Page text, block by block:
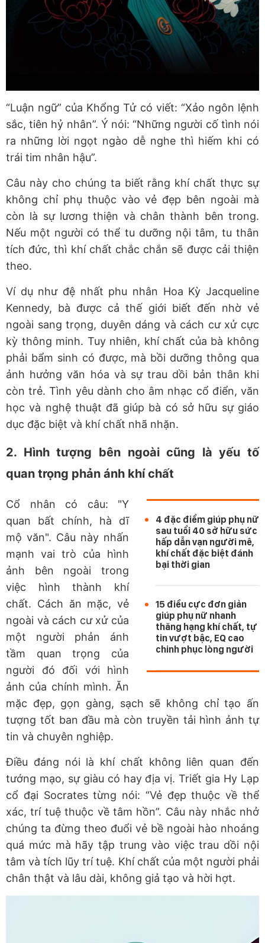
“Luận ngữ” của Khổng Tử có viết: “Xảo ngôn lệnh
sắc, tiên hỷ nhân”. Ý nói: “Những người cố tình nói
ra những lời ngọt ngào dễ nghe thì hiếm khi có
trái tim nhân hậu”.
Câu này cho chúng ta biết rằng khí chất thực sự
không chỉ phụ thuộc vào vẻ đẹp bên ngoài mà
còn là sự lương thiện và chân thành bên trong.
Nếu một người có thể tu dưỡng nội tâm, tu thân
tích đức, thì khí chất chắc chắn sẽ được cải thiện
theo.
Ví dụ như đệ nhất phu nhân Hoa Kỳ Jacqueline
Kennedy, bà được cả thế giới biết đến nhờ vẻ
ngoài sang trọng, duyên dáng và cách cư xử cực
kỳ thông minh. Tuy nhiên, khí chất của bà không
phải bẩm sinh có được, mà bồi dưỡng thông qua
ảnh hưởng văn hóa và sự trau dồi bản thân khi
còn trẻ. Tình yêu dành cho âm nhạc cổ điển, văn
học và nghệ thuật đã giúp bà có sở hữu sự giáo
dục đặc biệt và khí chất nhã nhặn.
2. Hình tượng bên ngoài cũng là yếu tố
quan trọng phản ánh khí chất
4 đặc điểm giúp phụ nữ
sau tuổi 40 sở hữu sức
hấp dẫn vạn người mê,
khí chất đặc biệt đánh
bại thời gian
15 điều cực đơn giản
giúp phụ nữ nhanh
thăng hạng khí chất, tự
tin vượt bậc, EQ cao
chinh phục lòng người
Cổ nhân có câu: "Y
quan bất chính, hà dĩ
mộ văn". Câu này nhấn
mạnh vai trò của hình
ảnh bên ngoài trong
việc hình thành khí
chất. Cách ăn mặc, vẻ
ngoài và cách cư xử của
một người phản ánh
tầm quan trọng của
người đó đối với hình
ảnh của chính mình. Ăn
mặc đẹp, gọn gàng, sạch sẽ không chỉ tạo ấn
tượng tốt ban đầu mà còn truyền tải hình ảnh tự
tin và chuyên nghiệp.
Điều đáng nói là khí chất không liên quan đến
tướng mạo, sự giàu có hay địa vị. Triết gia Hy Lạp
cổ đại Socrates từng nói: “Vẻ đẹp thuộc về thể
xác, trí tuệ thuộc về tâm hồn”. Câu này nhắc nhở
chúng ta đừng theo đuổi vẻ bề ngoài hào nhoáng
quá mức mà hãy tập trung vào việc trau dồi nội
tâm và tích lũy trí tuệ. Khí chất của một người phải
chân thật và lâu dài, không giả tạo và hời hợt.